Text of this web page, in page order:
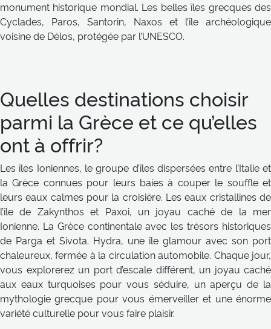
monument historique mondial. Les belles îles grecques des
Cyclades, Paros, Santorin, Naxos et l’île archéologique
voisine de Délos, protégée par l’UNESCO.
Quelles destinations choisir
parmi la Grèce et ce qu’elles
ont à offrir?
Les îles Ioniennes, le groupe d’îles dispersées entre l’Italie et
la Grèce connues pour leurs baies à couper le souffle et
leurs eaux calmes pour la croisière. Les eaux cristallines de
l’île de Zakynthos et Paxoi, un joyau caché de la mer
Ionienne. La Grèce continentale avec les trésors historiques
de Parga et Sivota. Hydra, une île glamour avec son port
chaleureux, fermée à la circulation automobile. Chaque jour,
vous explorerez un port d’escale différent, un joyau caché
aux eaux turquoises pour vous séduire, un aperçu de la
mythologie grecque pour vous émerveiller et une énorme
variété culturelle pour vous faire plaisir.